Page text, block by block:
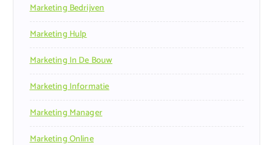
Marketing Bedrijven
Marketing Hulp
Marketing In De Bouw
Marketing Informatie
Marketing Manager
Marketing Online